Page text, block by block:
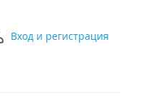
Вход и регистрация